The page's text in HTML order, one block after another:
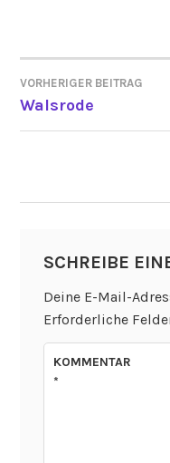
VORHERIGER BEITRAG
Walsrode
SCHREIBE
Deine E-Mail-
Erforderliche
KOMMENTAR
*